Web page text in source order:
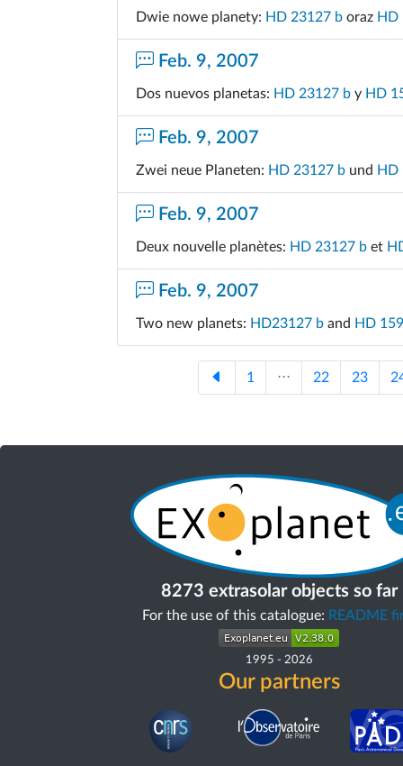
Dwie nowe planety: HD 23127 b oraz HD
Feb. 9, 2007
Dos nuevos planetas: HD 23127 b y HD
Feb. 9, 2007
Zwei neue Planeten: HD 23127 b und HD
Feb. 9, 2007
Deux nouvelle planètes: HD 23127 b et
Feb. 9, 2007
Two new planets: HD23127 b and HD
1 ⋅⋅⋅ 22 23
8273 extrasolar objects so far
For the use of this catalogue: README
1995 - 2026
Our partners